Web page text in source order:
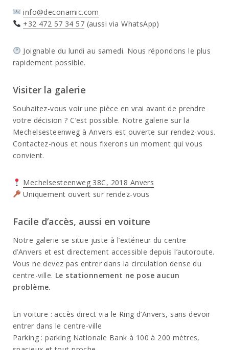
info@deconamic.com
+32 472 57 34 57 (aussi via WhatsApp)
Joignable du lundi au samedi. Nous répondons le plus
rapidement possible.
Visiter la galerie
Souhaitez-vous voir une pièce en vrai avant de prendre
votre décision ? C’est possible. Notre galerie sur la
Mechelsesteenweg à Anvers est ouverte sur rendez-vous.
Contactez-nous et nous fixerons un moment qui vous
convient.
Mechelsesteenweg 38C, 2018 Anvers
Uniquement ouvert sur rendez-vous
Facile d’accès, aussi en voiture
Notre galerie se situe juste à l’extérieur du centre
d’Anvers et est directement accessible depuis l’autoroute.
Vous ne devez pas entrer dans la circulation dense du
centre-ville. Le stationnement ne pose aucun
problème.
En voiture : accès direct via le Ring d’Anvers, sans devoir
entrer dans le centre-ville
Parking : parking Nationale Bank à 100 à 200 mètres,